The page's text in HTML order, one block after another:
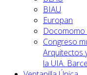
BIAU
Europan
Congreso
Arquitectos
la UIA.